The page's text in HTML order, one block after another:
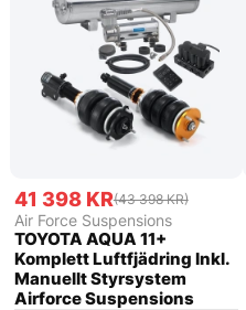
41 398 KR(43 398 KR)
Air Force Suspensions
TOYOTA AQUA 11+
Komplett Luftfjädring Inkl.
Manuellt Styrsystem
Airforce Suspensions